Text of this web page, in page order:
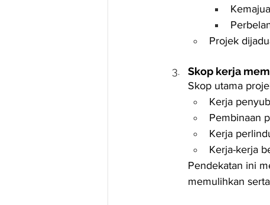
Projek
Skop kerja
Skop utama
Kerja
Pembinaan
Kerja
Kerja-kerja
Pendekatan ini
memulihkan